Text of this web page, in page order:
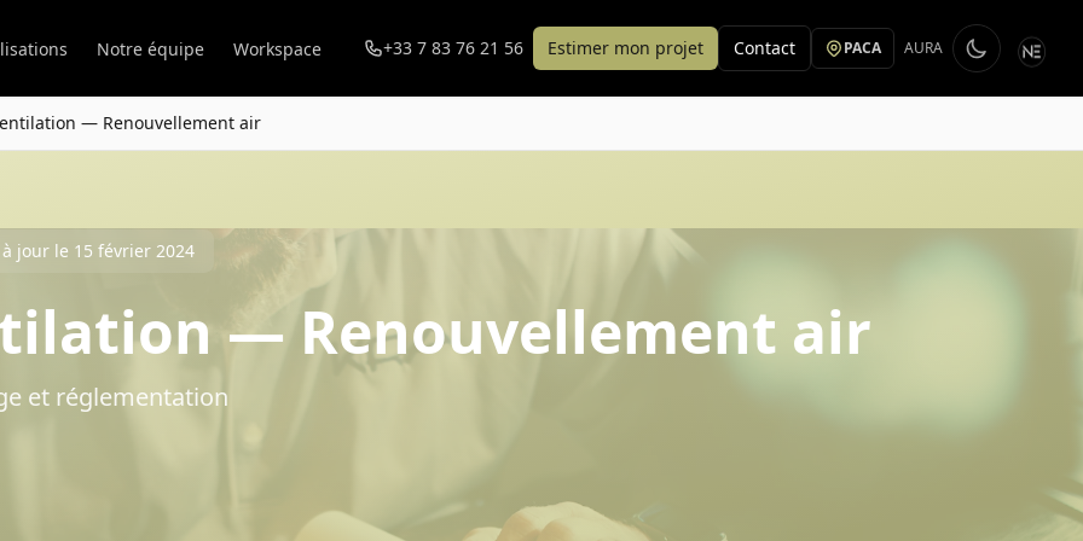
Notre équipe Workspace +33 7 83 76 21 56 Estimer mon projet Contact PACA AURA
— Renouvellement air
jour le 15 février 2024
— Renouvellement air
et réglementation